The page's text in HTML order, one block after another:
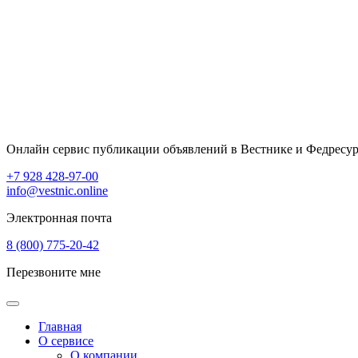
Онлайн сервис публикации объявлений в Вестнике и
+7 928 428-97-00
info@vestnic.online
Электронная почта
8 (800) 775-20-42
Перезвоните мне
Главная
О сервисе
О компании